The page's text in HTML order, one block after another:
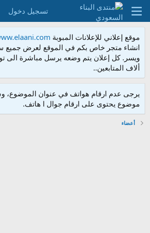
تسجيل دخول
موقع إعلاني للإعلانات المبوبة
انشاء متجر خاص بكم في الموقع لعرض جميع
ويسر. كل إعلان يتم وضعه يرسل مباشرة الى
ألاف المتابعين..
يرجى عدم ارقام هواتف في عنوان الموضوع،
موضوع يحتوى على ارقام جوال ا هاتف.
أعضاء